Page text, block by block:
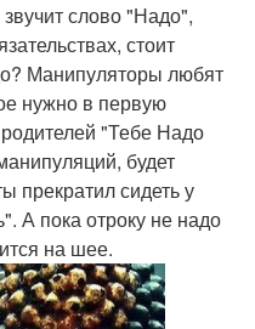
слово "Надо",
стоит
Манипуляторы любят
нужно в первую
"Тебе Надо
будет
прекратил сидеть у
А пока отроку не надо
на шее.